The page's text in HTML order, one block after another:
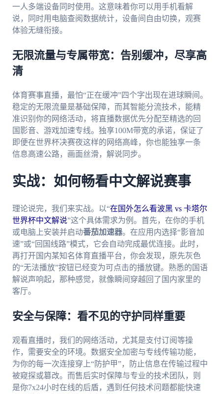
一人多端设备同时使用。这意味着你可以用手机看解
说，同时用电脑查阅数据统计，设备间自由切换，观赛
体验无缝衔接。
无限流量与专属带宽：告别缓冲，尽享高
清
体育赛事直播，最怕“正在缓冲”四个字出现在进球瞬间。
稳定的无限流量是基础保障，而其智能分流技术，能精
准识别你的网络活动，将直播数据优先分配至精选的回
国影音、游戏加速专线。独享100M带宽的承诺，保证了
即便在世界杯决赛夜这样的网络高峰，你也能独享一条
信息高速公路，画面丝滑，解说同步。
实战：如何畅看中文解说赛事
理论说完，我们来实战。以“在国外怎么看波黑 vs 卡塔尔
世界杯中文解说”这个具体需求为例。首先，在你的手机
或电脑上安装并启动番茄加速器。在应用内选择“影音加
速”或“回国线路”模式，它会自动完成最优连接。此时，
再打开国内某知名体育直播平台，你会发现，原先灰色
的“无法播放”按钮已经变为可点击的播放键。熟悉的国语
解说声响起，那种感觉，就像瞬间穿越回了国内家里的
客厅。
安全与保障：看不见的守护同样重要
观看直播时，我们的网络活动，尤其是支付订阅等操
作，需要安全的环境。数据安全加密与专线传输功能，
为你的每一次连接穿上“防护甲”，防止信息在传输过程中
被窥探或篡改。而售后实时保障与专业的技术团队，则
是你7x24小时在线的后盾，遇到任何技术问题都能快速